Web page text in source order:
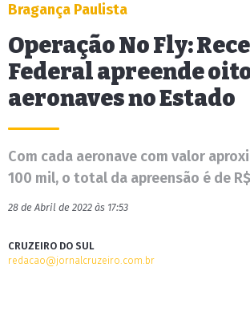
Bragança Paulista
Operação No Fly:
Federal apreende
aeronaves no Estado
Com cada aeronave com valor
100 mil, o total da apreensão é de
28 de Abril de 2022 às 17:53
CRUZEIRO DO SUL
redacao@jornalcruzeiro.com.br